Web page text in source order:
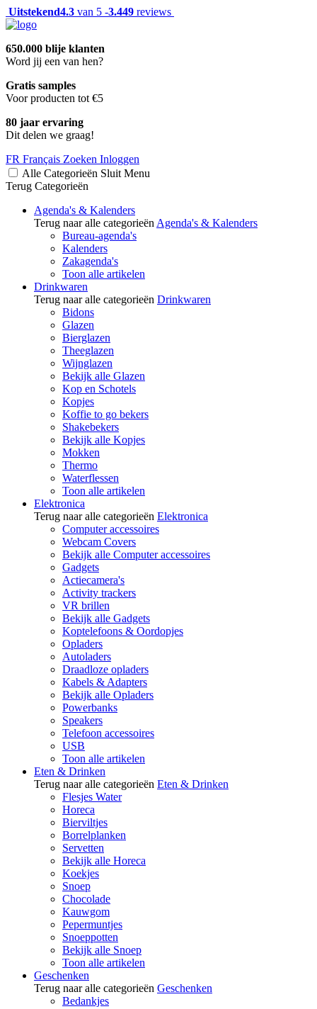
Uitstekend4.3 van 5 -3.449 reviews
650.000 blije klanten
Word jij een van hen?
Gratis samples
Voor producten tot €5
80 jaar ervaring
Dit delen we graag!
FR Français Zoeken Inloggen
Alle Categorieën Sluit Menu
Terug Categorieën
Agenda's & Kalenders
Terug naar alle categorieën Agenda's & Kalenders
Bureau-agenda's
Kalenders
Zakagenda's
Toon alle artikelen
Drinkwaren
Terug naar alle categorieën Drinkwaren
Bidons
Glazen
Bierglazen
Theeglazen
Wijnglazen
Bekijk alle Glazen
Kop en Schotels
Kopjes
Koffie to go bekers
Shakebekers
Bekijk alle Kopjes
Mokken
Thermo
Waterflessen
Toon alle artikelen
Elektronica
Terug naar alle categorieën Elektronica
Computer accessoires
Webcam Covers
Bekijk alle Computer accessoires
Gadgets
Actiecamera's
Activity trackers
VR brillen
Bekijk alle Gadgets
Koptelefoons & Oordopjes
Opladers
Autoladers
Draadloze opladers
Kabels & Adapters
Bekijk alle Opladers
Powerbanks
Speakers
Telefoon accessoires
USB
Toon alle artikelen
Eten & Drinken
Terug naar alle categorieën Eten & Drinken
Flesjes Water
Horeca
Bierviltjes
Borrelplanken
Servetten
Bekijk alle Horeca
Koekjes
Snoep
Chocolade
Kauwgom
Pepermuntjes
Snoeppotten
Bekijk alle Snoep
Toon alle artikelen
Geschenken
Terug naar alle categorieën Geschenken
Bedankjes